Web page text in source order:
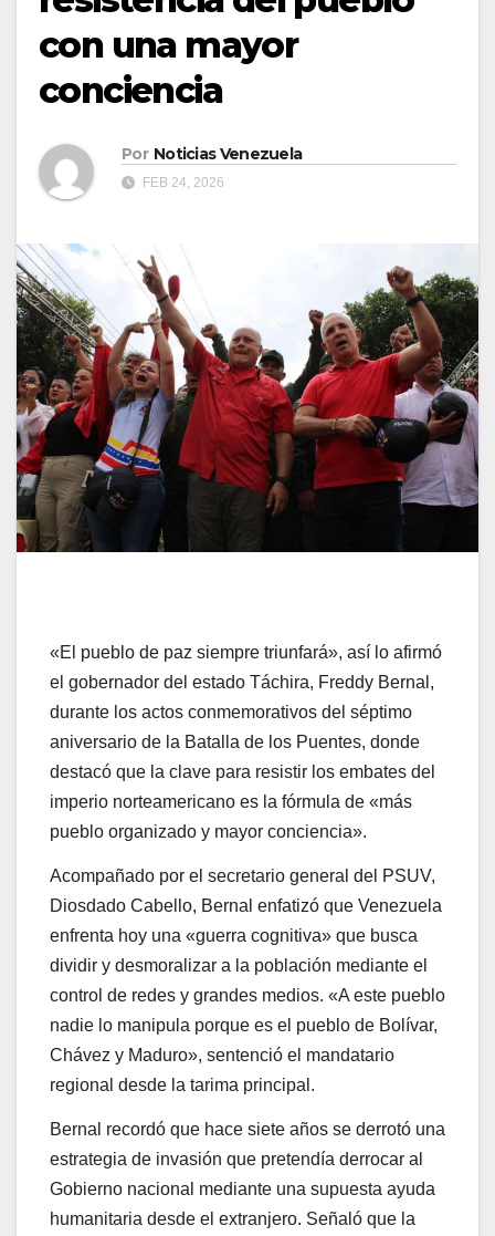
con una mayor
conciencia
Por Noticias Venezuela
FEB 24, 2026
«El pueblo de paz siempre triunfará», así lo afirmó
el gobernador del estado Táchira, Freddy Bernal,
durante los actos conmemorativos del séptimo
aniversario de la Batalla de los Puentes, donde
destacó que la clave para resistir los embates del
imperio norteamericano es la fórmula de «más
pueblo organizado y mayor conciencia».
​Acompañado por el secretario general del PSUV,
Diosdado Cabello, Bernal enfatizó que Venezuela
enfrenta hoy una «guerra cognitiva» que busca
dividir y desmoralizar a la población mediante el
control de redes y grandes medios. «A este pueblo
nadie lo manipula porque es el pueblo de Bolívar,
Chávez y Maduro», sentenció el mandatario
regional desde la tarima principal.
Bernal recordó que hace siete años se derrotó una
estrategia de invasión que pretendía derrocar al
Gobierno nacional mediante una supuesta ayuda
humanitaria desde el extranjero. Señaló que la